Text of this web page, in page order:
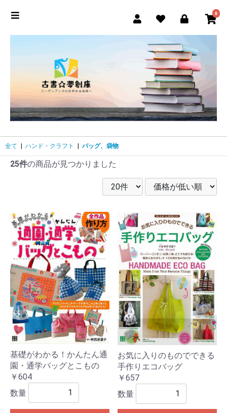
0
全て | ハンド・クラフト | バッグ、袋物
25件の商品が見つかりました
基礎がわかる！かんたん通
園・通学バッグとこもの
￥604
数量
お気に入りのものでできる
手作りエコバッグ
￥657
数量